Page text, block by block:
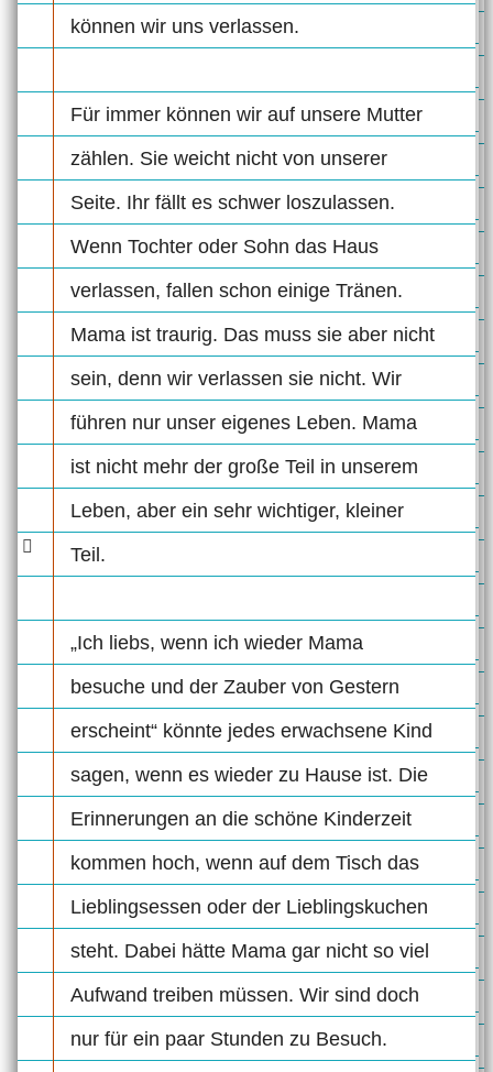
können wir uns verlassen.
Für immer können wir auf unsere Mutter
zählen. Sie weicht nicht von unserer
Seite. Ihr fällt es schwer loszulassen.
Wenn Tochter oder Sohn das Haus
verlassen, fallen schon einige Tränen.
Mama ist traurig. Das muss sie aber nicht
sein, denn wir verlassen sie nicht. Wir
führen nur unser eigenes Leben. Mama
ist nicht mehr der große Teil in unserem
Leben, aber ein sehr wichtiger, kleiner
Teil.
„Ich liebs, wenn ich wieder Mama
besuche und der Zauber von Gestern
erscheint“ könnte jedes erwachsene Kind
sagen, wenn es wieder zu Hause ist. Die
Erinnerungen an die schöne Kinderzeit
kommen hoch, wenn auf dem Tisch das
Lieblingsessen oder der Lieblingskuchen
steht. Dabei hätte Mama gar nicht so viel
Aufwand treiben müssen. Wir sind doch
nur für ein paar Stunden zu Besuch.